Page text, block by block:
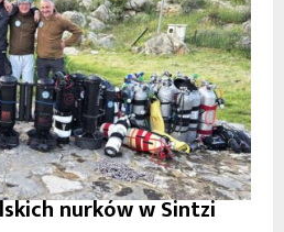
nurków w Sintzi